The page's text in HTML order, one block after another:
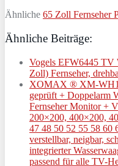
Ähnliche 65 Zoll Fernseher
Ähnliche Beiträge:
Vogels EFW6445 TV
Zoll) Fernseher,
XOMAX ® XM-
geprüft + Doppelarm
Fernseher Monitor +
200×200, 400×200,
47 48 50 52 55 58 60
verstellbar, neigbar,
integrierter
passend für alle TV-